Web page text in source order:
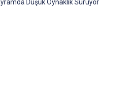
Düşük Oynaklık Sürüyor